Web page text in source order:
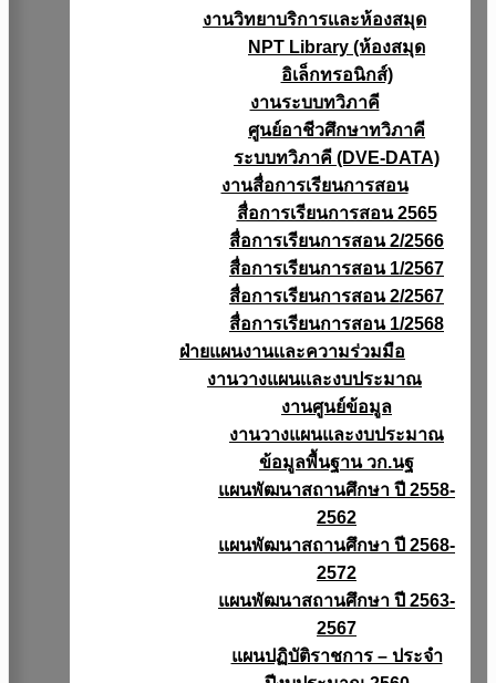
งานวิทยาบริการเเละห้องสมุด
NPT Library (ห้องสมุด
อิเล็กทรอนิกส์)
งานระบบทวิภาคี
ศูนย์อาชีวศึกษาทวิภาคี
ระบบทวิภาคี (DVE-DATA)
งานสื่อการเรียนการสอน
สื่อการเรียนการสอน 2565
สื่อการเรียนการสอน 2/2566
สื่อการเรียนการสอน 1/2567
สื่อการเรียนการสอน 2/2567
สื่อการเรียนการสอน 1/2568
ฝ่ายแผนงานเเละความร่วมมือ
งานวางแผนเเละงบประมาณ
งานศูนย์ข้อมูล
งานวางแผนและงบประมาณ
ข้อมูลพื้นฐาน วก.นฐ
แผนพัฒนาสถานศึกษา ปี 2558-
2562
แผนพัฒนาสถานศึกษา ปี 2568-
2572
แผนพัฒนาสถานศึกษา ปี 2563-
2567
แผนปฏิบัติราชการ – ประจำ